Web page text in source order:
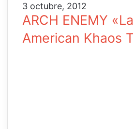
3 octubre, 2012
ARCH ENEMY
American Khaos